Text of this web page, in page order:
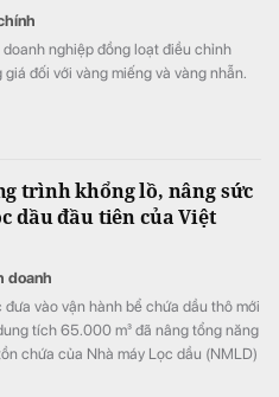
gia.
doanh nghiệp đồng loạt điều chỉnh
giá đối với vàng miếng và vàng nhẫn.
trình khổng lồ, nâng sức
dầu đầu tiên của Việt
doanh
đưa vào vận hành bể chứa dầu thô mới
tích 65.000 m³ đã nâng tổng năng
chứa của Nhà máy Lọc dầu (NMLD)